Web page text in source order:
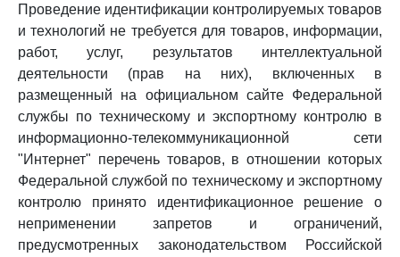
Проведение идентификации контролируемых товаров
и технологий не требуется для товаров, информации,
работ, услуг, результатов интеллектуальной
деятельности (прав на них), включенных в
размещенный на официальном сайте Федеральной
службы по техническому и экспортному контролю в
информационно-телекоммуникационной сети
"Интернет" перечень товаров, в отношении которых
Федеральной службой по техническому и экспортному
контролю принято идентификационное решение о
неприменении запретов и ограничений,
предусмотренных законодательством Российской